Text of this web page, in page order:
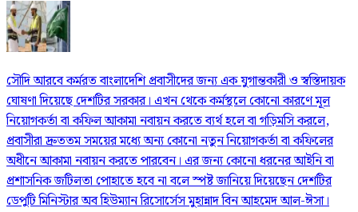
সৌদি আরবে কর্মরত বাংলাদেশি প্রবাসীদের জন্য এক যুগান্তকারী ও স্বস্তিদায়ক
ঘোষণা দিয়েছে দেশটির সরকার। এখন থেকে কর্মস্থলে কোনো কারণে মূল
নিয়োগকর্তা বা কফিল আকামা নবায়ন করতে ব্যর্থ হলে বা গড়িমসি করলে,
প্রবাসীরা দ্রুততম সময়ের মধ্যে অন্য কোনো নতুন নিয়োগকর্তা বা কফিলের
অধীনে আকামা নবায়ন করতে পারবেন। এর জন্য কোনো ধরনের আইনি বা
প্রশাসনিক জটিলতা পোহাতে হবে না বলে স্পষ্ট জানিয়ে দিয়েছেন দেশটির
ডেপুটি মিনিস্টার অব হিউম্যান রিসোর্সেস মুহান্নাদ বিন আহমেদ আল-ঈসা।